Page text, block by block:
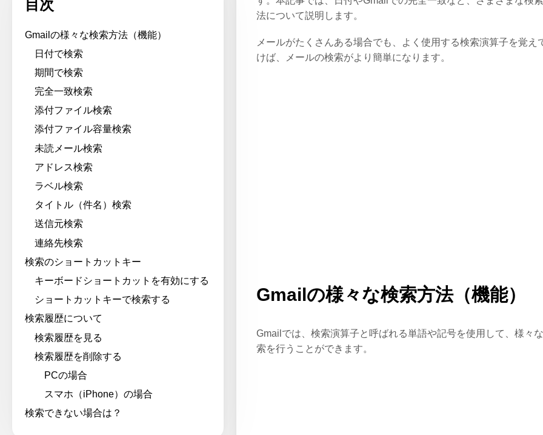
目次
Gmailの様々な検索方法（機能）
日付で検索
期間で検索
完全一致検索
添付ファイル検索
添付ファイル容量検索
未読メール検索
アドレス検索
ラベル検索
タイトル（件名）検索
送信元検索
連絡先検索
検索のショートカットキー
キーボードショートカットを有効にする
ショートカットキーで検索する
検索履歴について
検索履歴を見る
検索履歴を削除する
PCの場合
スマホ（iPhone）の場合
検索できない場合は？
法について説明します。
メールがたくさんある場合でも、よく使用する検索演算子を覚え
けば、メールの検索がより簡単になります。
Gmailの様々な検索方法（機能）
Gmailでは、検索演算子と呼ばれる単語や記号を使用して、様々
索を行うことができます。